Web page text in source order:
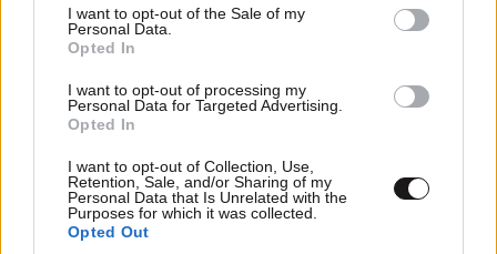
consent section.
I want to opt-out of the Sale of my
Personal Data.
Opted In
I want to opt-out of processing my
Personal Data for Targeted Advertising.
Opted In
I want to opt-out of Collection, Use,
Retention, Sale, and/or Sharing of my
Personal Data that Is Unrelated with the
Purposes for which it was collected.
Opted Out